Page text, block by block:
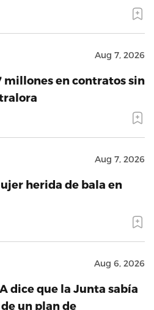
Aug 7, 2026
millones en contratos sin
Aug 7, 2026
herida de bala en
Aug 6, 2026
dice que la Junta sabía
un plan de